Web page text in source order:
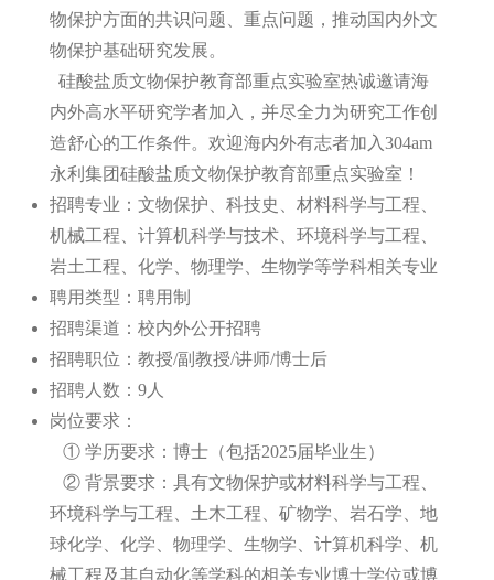
物保护方面的共识问题、重点问题，推动国内外文
物保护基础研究发展。
硅酸盐质文物保护教育部重点实验室热诚邀请海
内外高水平研究学者加入，并尽全力为研究工作创
造舒心的工作条件。欢迎海内外有志者加入304am
永利集团硅酸盐质文物保护教育部重点实验室 ！
招聘专业：文物保护、科技史、材料科学与工程、
机械工程、计算机科学与技术、环境科学与工程、
岩土工程、化学、物理学、生物学等学科相关专业
聘用类型：聘用制
招聘渠道：校内外公开招聘
招聘职位：教授/副教授/讲师/博士后
招聘人数：9人
岗位要求：
① 学历要求：博士（包括2025届毕业生）
② 背景要求：具有文物保护或材料科学与工程、
环境科学与工程、土木工程、矿物学、岩石学、地
球化学、化学、物理学、生物学、计算机科学、机
械工程及其自动化等学科的相关专业博士学位或博